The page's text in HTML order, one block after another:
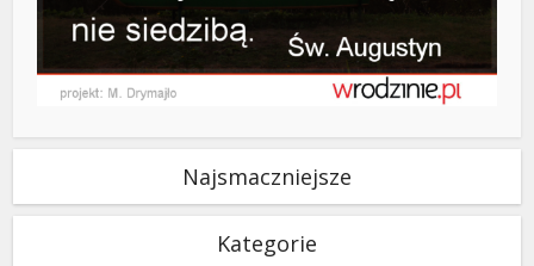
Najsmaczniejsze
Kategorie